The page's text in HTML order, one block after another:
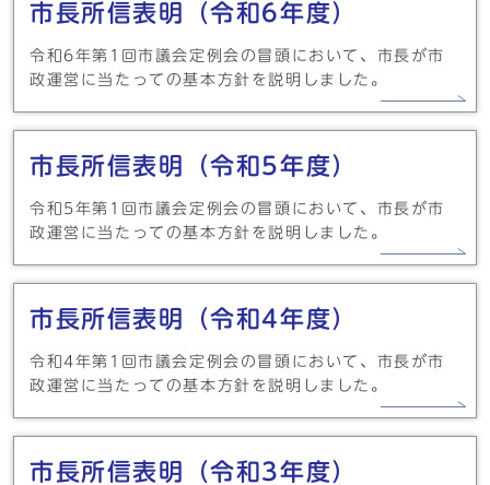
市長所信表明（令和6年度）
令和6年第1回市議会定例会の冒頭において、市長が市
政運営に当たっての基本方針を説明しました。
市長所信表明（令和5年度）
令和5年第1回市議会定例会の冒頭において、市長が市
政運営に当たっての基本方針を説明しました。
市長所信表明（令和4年度）
令和4年第1回市議会定例会の冒頭において、市長が市
政運営に当たっての基本方針を説明しました。
市長所信表明（令和3年度）